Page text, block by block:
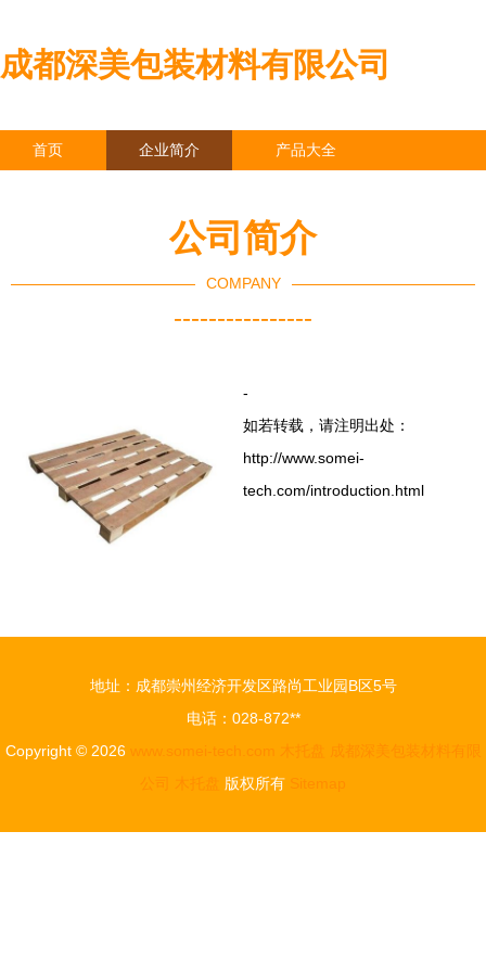
成都深美包装材料有限公司
首页 企业简介 产品大全
公司简介
COMPANY
----------------
-
如若转载，请注明出处：
http://www.somei-
tech.com/introduction.html
地址：成都崇州经济开发区路尚工业园B区5号
电话：028-872**
Copyright © 2026 www.somei-tech.com 木托盘
成都深美包装材料有限
公司
木托盘 版权所有 Sitemap